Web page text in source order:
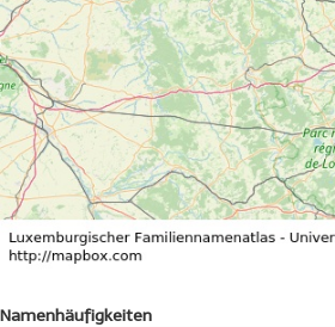
Namenhäufigkeiten